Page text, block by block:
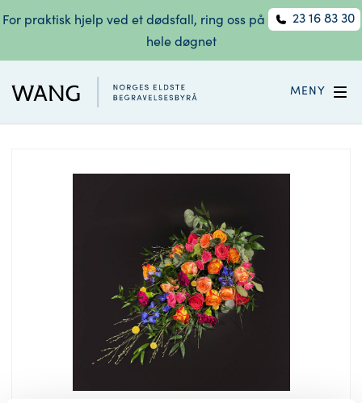
For praktisk hjelp ved et dødsfall, ring oss på
23 16 83 30
hele døgnet
MENY